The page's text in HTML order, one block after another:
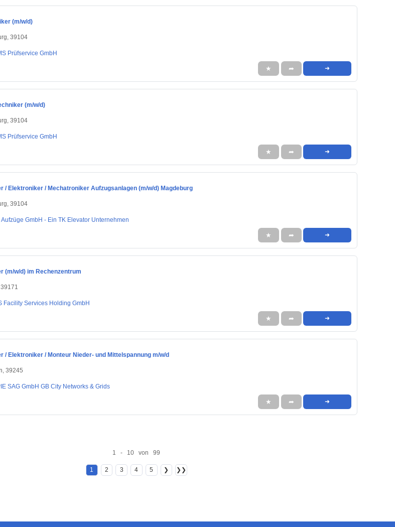
(m/w/d)
39104
Prüfservice GmbH
★ ➦ ➜
(m/w/d)
39104
Prüfservice GmbH
★ ➦ ➜
/ Elektroniker / Mechatroniker Aufzugsanlagen (m/w/d) Magdeburg
39104
Aufzüge GmbH - Ein TK Elevator Unternehmen
★ ➦ ➜
(m/w/d) im Rechenzentrum
Facility Services Holding GmbH
★ ➦ ➜
/ Elektroniker / Monteur Nieder- und Mittelspannung m/w/d
39245
SAG GmbH GB City Networks & Grids
★ ➦ ➜
1 - 10 von 99
1 2 3 4 5 ❯ ❯❯